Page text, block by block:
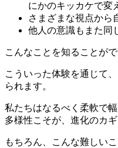
にかのキッカケで変
さまざまな視点から
他人の意識もまた同
こんなことを知ることがで
こういった体験を通じて
られます。
私たちはなるべく柔軟で
多様性こそが、進化のカ
もちろん、こんな難しい